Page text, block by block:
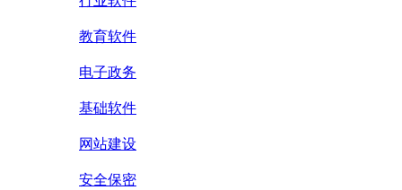
教育软件
电子政务
基础软件
网站建设
安全保密